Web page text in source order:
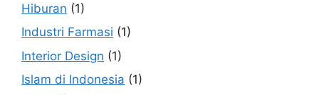
Hiburan (1)
Industri Farmasi (1)
Interior Design (1)
Islam di Indonesia (1)